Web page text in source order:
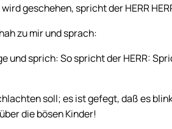
geschehen, spricht der HERR
zu mir und sprach:
und sprich: So spricht der HERR:
soll; es ist gefegt, daß es
die bösen Kinder!